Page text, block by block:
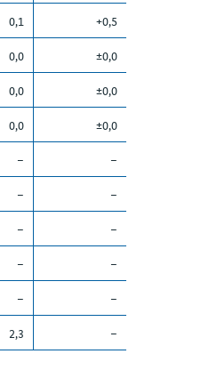
0,1
+0,5
0,0
±0,0
0,0
±0,0
0,0
±0,0
–
–
–
–
–
–
–
–
–
–
2,3 –